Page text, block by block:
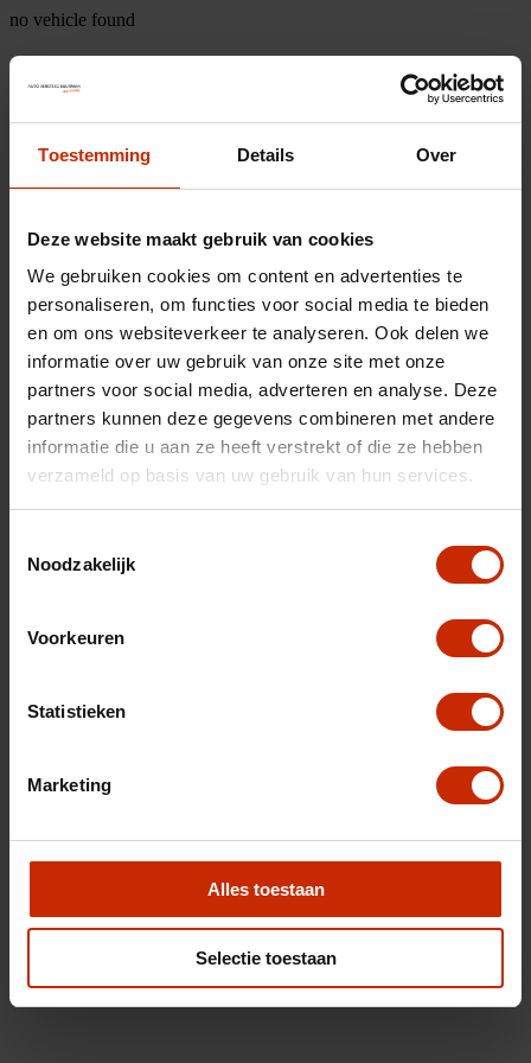
Toestemming Details Over
Deze website maakt gebruik van cookies
We gebruiken cookies om content en advertenties te
personaliseren, om functies voor social media te bieden
en om ons websiteverkeer te analyseren. Ook delen we
informatie over uw gebruik van onze site met onze
partners voor social media, adverteren en analyse. Deze
partners kunnen deze gegevens combineren met andere
informatie die u aan ze heeft verstrekt of die ze hebben
verzameld op basis van uw gebruik van hun services.
Noodzakelijk
Voorkeuren
Statistieken
Marketing
Alles toestaan
Selectie toestaan
no vehicle found